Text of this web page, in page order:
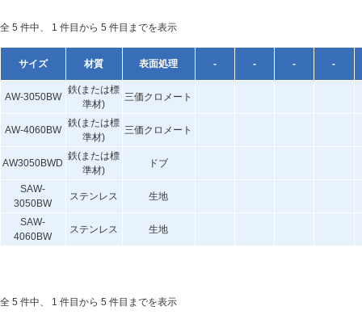
全 5 件中、 1 件目から 5 件目までを表示
サイズ 材質 表面処理 - - - -
AW-3050BW
鉄(または標
準材)
三価クロメート
AW-4060BW
鉄(または標
準材)
三価クロメート
AW3050BWD
鉄(または標
準材)
ドブ
SAW-
3050BW
ステンレス 生地
SAW-
4060BW
ステンレス 生地
全 5 件中、 1 件目から 5 件目までを表示